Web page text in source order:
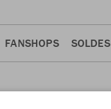
FANSHOPS SOLDES